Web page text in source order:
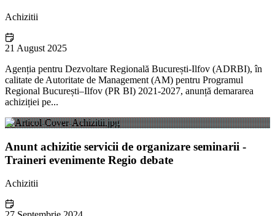
Achizitii
21 August 2025
Agenția pentru Dezvoltare Regională București-Ilfov (ADRBI), în
calitate de Autoritate de Management (AM) pentru Programul
Regional București–Ilfov (PR BI) 2021-2027, anunță demararea
achiziției pe...
Anunt achizitie servicii de organizare seminarii -
Traineri evenimente Regio debate
Achizitii